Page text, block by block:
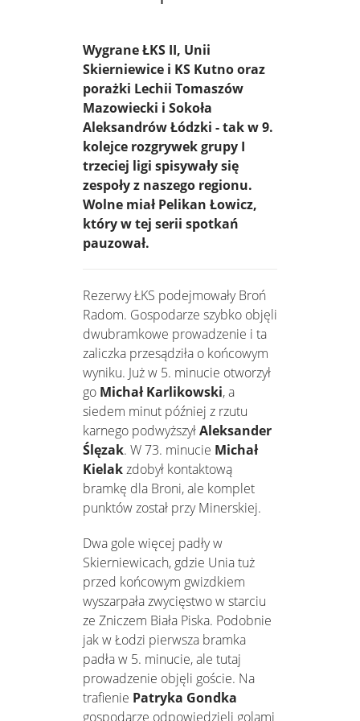
Wygrane ŁKS II, Unii
Skierniewice i KS Kutno oraz
porażki Lechii Tomaszów
Mazowiecki i Sokoła
Aleksandrów Łódzki - tak w 9.
kolejce rozgrywek grupy I
trzeciej ligi spisywały się
zespoły z naszego regionu.
Wolne miał Pelikan Łowicz,
który w tej serii spotkań
pauzował.
Rezerwy ŁKS podejmowały Broń
Radom. Gospodarze szybko objęli
dwubramkowe prowadzenie i ta
zaliczka przesądziła o końcowym
wyniku. Już w 5. minucie otworzył
go Michał Karlikowski, a
siedem minut później z rzutu
karnego podwyższyłAleksander
Ślęzak. W 73. minucie Michał
Kielakzdobył kontaktową
bramkę dla Broni, ale komplet
punktów został przy Minerskiej.
Dwa gole więcej padły w
Skierniewicach, gdzie Unia tuż
przed końcowym gwizdkiem
wyszarpała zwycięstwo w starciu
ze Zniczem Biała Piska. Podobnie
jak w Łodzi pierwsza bramka
padła w 5. minucie, ale tutaj
prowadzenie objęli goście. Na
trafienie Patryka Gondka
gospodarze odpowiedzieli golami